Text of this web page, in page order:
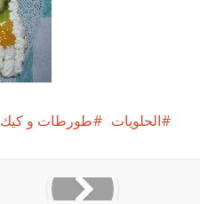
الحلويات طورطات و كيك